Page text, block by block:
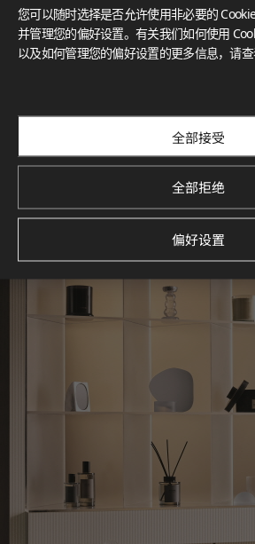
What These Certifications
灵感画廊
您可以随时选择是否允许使用非必要的 Cookie
并管理您的偏好设置。有关我们如何使用
以及如何管理您的偏好设置的更多信息，请
全部接受
全部拒绝
偏好设置